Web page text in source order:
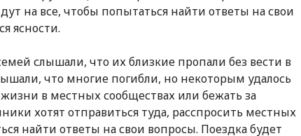
на все, чтобы попытаться найти ответы на свои
ясности.
слышали, что их близкие пропали без вести в
что многие погибли, но некоторым удалось
в местных сообществах или бежать за
хотят отправиться туда, расспросить местных
найти ответы на свои вопросы. Поездка будет